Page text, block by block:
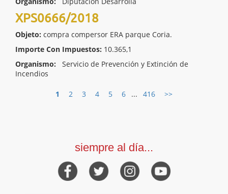
XPS0666/2018
Objeto: compra compersor ERA parque Coria.
Importe Con Impuestos: 10.365,1
Organismo:
Servicio de Prevención y Extinción de
Incendios
1 2 3 4 5 6 ... 416 >>
siempre al día...